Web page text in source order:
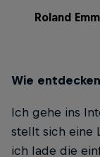
Roland
Wie
Ich gehe ins
stellt sich eine
ich lade die